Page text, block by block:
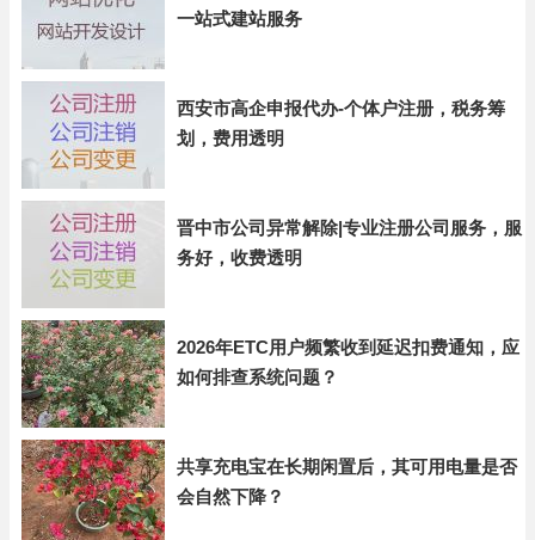
一站式建站服务
西安市高企申报代办-个体户注册，税务筹
划，费用透明
晋中市公司异常解除|专业注册公司服务，服
务好，收费透明
2026年ETC用户频繁收到延迟扣费通知，应
如何排查系统问题？
共享充电宝在长期闲置后，其可用电量是否
会自然下降？